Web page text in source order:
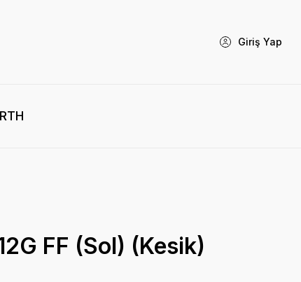
Giriş Yap
FF (Sol) (Kesik)